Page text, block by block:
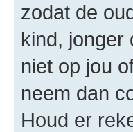
zodat de
kind, jonger
niet op jou
neem dan
Houd er